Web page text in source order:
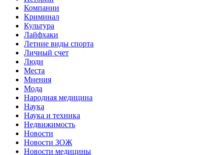
Компании
Криминал
Культура
Лайфхаки
Летние виды спорта
Личный счет
Люди
Места
Мнения
Мода
Народная медицина
Наука
Наука и техника
Недвижимость
Новости
Новости ЗОЖ
Новости медицины